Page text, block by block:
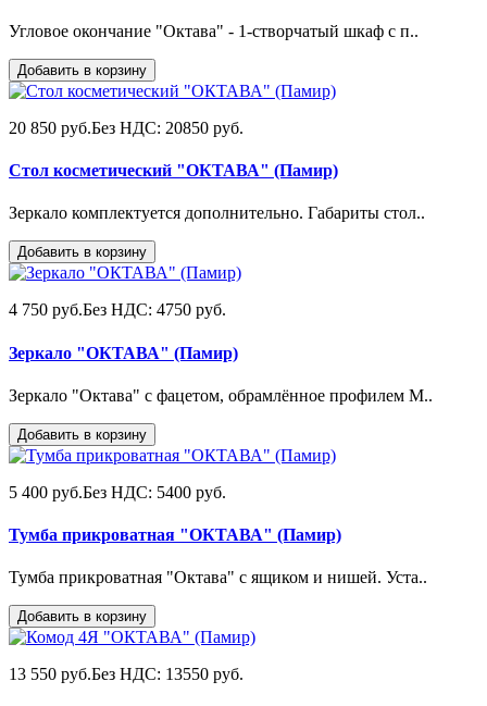
Угловое окончание "Октава" - 1-створчатый шкаф с п..
Добавить в корзину
20 850 руб.Без НДС: 20850 руб.
Стол косметический "ОКТАВА" (Памир)
Зеркало комплектуется дополнительно. Габариты стол..
Добавить в корзину
4 750 руб.Без НДС: 4750 руб.
Зеркало "ОКТАВА" (Памир)
Зеркало "Октава" с фацетом, обрамлённое профилем M..
Добавить в корзину
5 400 руб.Без НДС: 5400 руб.
Тумба прикроватная "ОКТАВА" (Памир)
Тумба прикроватная "Октава" с ящиком и нишей. Уста..
Добавить в корзину
13 550 руб.Без НДС: 13550 руб.